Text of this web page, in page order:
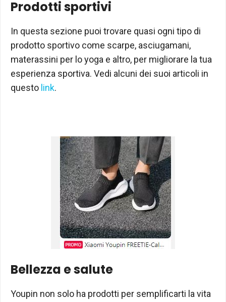
Prodotti sportivi
In questa sezione puoi trovare quasi ogni tipo di
prodotto sportivo come scarpe, asciugamani,
materassini per lo yoga e altro, per migliorare la tua
esperienza sportiva. Vedi alcuni dei suoi articoli in
questo link.
Bellezza e salute
Youpin non solo ha prodotti per semplificarti la vita